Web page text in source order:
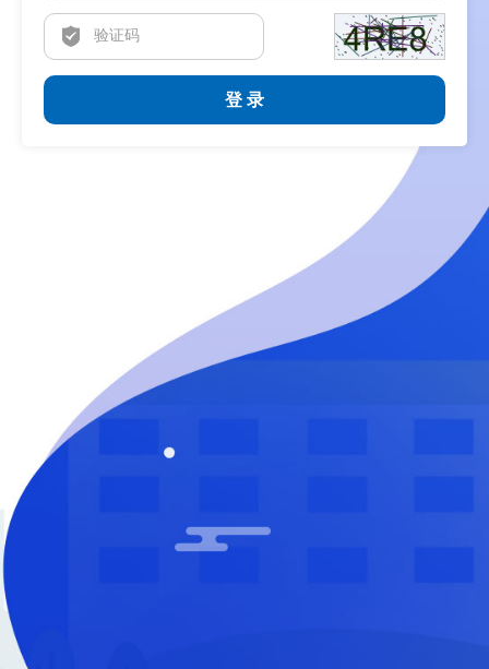
登 录